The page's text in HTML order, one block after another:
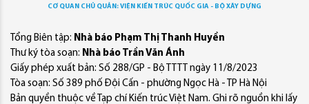
CƠ QUAN CHỦ QUẢN: VIỆN KIẾN TRÚC QUỐC GIA - BỘ XÂY DỰNG
Tổng Biên tập: Nhà báo Phạm Thị Thanh Huyền
Thư ký tòa soạn: Nhà báo Trần Văn Ánh
Giấy phép xuất bản: Số 288/GP - Bộ TTTT ngày 11/8/2023
Tòa soạn: Số 389 phố Đội Cấn - phường Ngọc Hà - TP Hà Nội
Bản quyền thuộc về Tạp chí Kiến trúc Việt Nam. Ghi rõ nguồn khi lấy